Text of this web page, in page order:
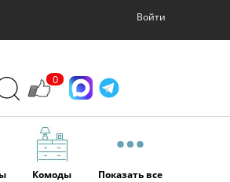
Войти
0
Комоды Показать все